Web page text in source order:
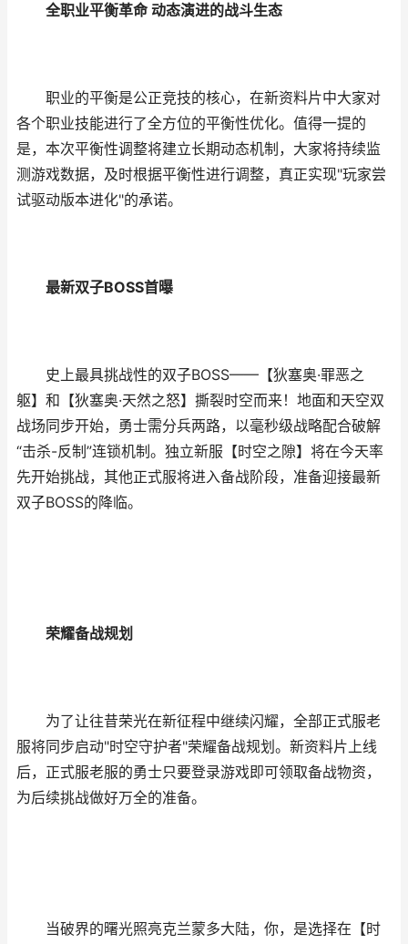
全职业平衡革命 动态演进的战斗生态
职业的平衡是公正竞技的核心，在新资料片中大家对
各个职业技能进行了全方位的平衡性优化。值得一提的
是，本次平衡性调整将建立长期动态机制，大家将持续监
测游戏数据，及时根据平衡性进行调整，真正实现"玩家尝
试驱动版本进化"的承诺。
最新双子BOSS首曝
史上最具挑战性的双子BOSS——【狄塞奥·罪恶之
躯】和【狄塞奥·天然之怒】撕裂时空而来！地面和天空双
战场同步开始，勇士需分兵两路，以毫秒级战略配合破解
“击杀-反制”连锁机制。独立新服【时空之隙】将在今天率
先开始挑战，其他正式服将进入备战阶段，准备迎接最新
双子BOSS的降临。
荣耀备战规划
为了让往昔荣光在新征程中继续闪耀，全部正式服老
服将同步启动"时空守护者"荣耀备战规划。新资料片上线
后，正式服老服的勇士只要登录游戏即可领取备战物资，
为后续挑战做好万全的准备。
当破界的曙光照亮克兰蒙多大陆，你，是选择在【时